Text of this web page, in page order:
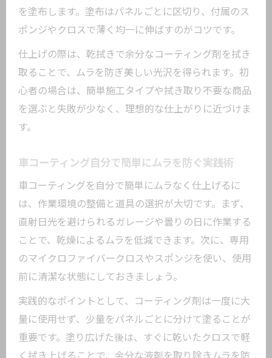
を塗布します。塗布はパネルごとに区切り、付属のス
ポンジやクロスで薄く均一に伸ばすのがコツです。
仕上げの際は、乾拭きで余分なコーティング剤を拭き
取ることで、ムラを防ぎ美しい光沢を得られます。初
心者の場合は、簡単施工タイプや拭き取り不要な商品
を選ぶと失敗が少なく、理想的な仕上がりに近づけま
す。
車コーティング自分で簡単にムラを防ぐ実践術
車コーティングを自分で簡単にムラなく仕上げるに
は、作業環境の整備と道具の選択が大切です。まず、
直射日光を避けられるガレージや曇りの日に作業する
ことで、乾燥によるムラを低減できます。次に、専用
のマイクロファイバークロスやスポンジを使い、使用
前に清潔な状態にしておきましょう。
実践的なポイントとして、コーティング剤は一度に大
量に使用せず、少量をパネルごとに分けて塗ることが
重要です。塗り広げた後は、すぐに乾いたクロスで軽